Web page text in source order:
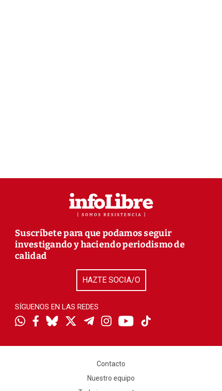
Suscríbete para que podamos seguir
investigando y haciendo periodismo de
calidad
HAZTE SOCIA/O
SÍGUENOS EN LAS REDES
Contacto
Nuestro equipo